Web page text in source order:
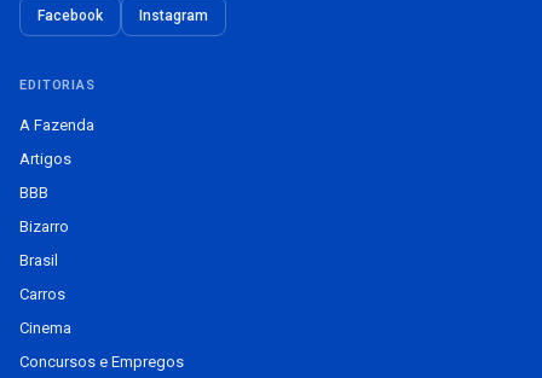
Facebook Instagram
EDITORIAS
A Fazenda
Artigos
BBB
Bizarro
Brasil
Carros
Cinema
Concursos e Empregos